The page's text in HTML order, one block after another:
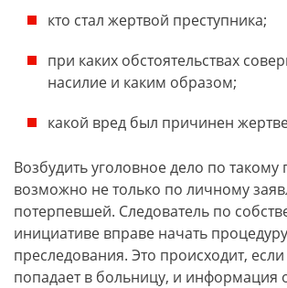
кто стал жертвой преступника;
при каких обстоятельствах
насилие и каким образом;
какой вред был причинен
Возбудить уголовное дело по
возможно не только по личному
потерпевшей. Следователь по
инициативе вправе начать
преследования. Это происходит,
попадает в больницу, и информация